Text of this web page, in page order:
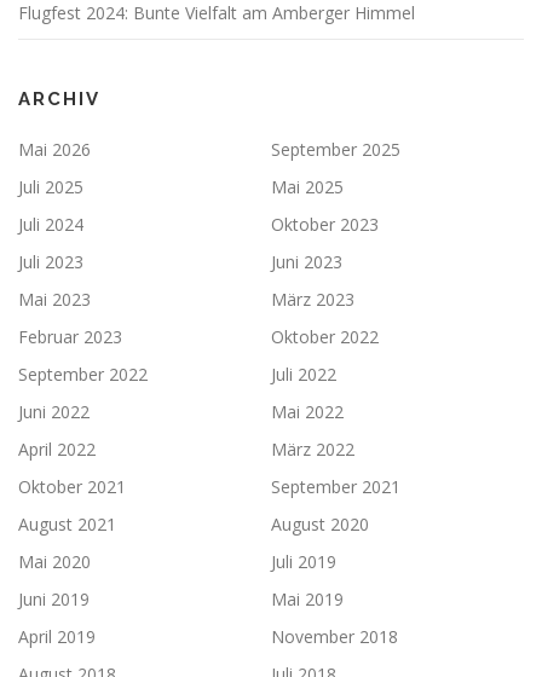
Flugfest 2024: Bunte Vielfalt am Amberger Himmel
ARCHIV
Mai 2026
September 2025
Juli 2025
Mai 2025
Juli 2024
Oktober 2023
Juli 2023
Juni 2023
Mai 2023
März 2023
Februar 2023
Oktober 2022
September 2022
Juli 2022
Juni 2022
Mai 2022
April 2022
März 2022
Oktober 2021
September 2021
August 2021
August 2020
Mai 2020
Juli 2019
Juni 2019
Mai 2019
April 2019
November 2018